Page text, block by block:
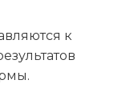
к